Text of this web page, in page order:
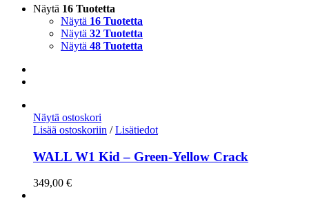
Näytä 16 Tuotetta
Näytä 16 Tuotetta
Näytä 32 Tuotetta
Näytä 48 Tuotetta
Näytä ostoskori
Lisää ostoskoriin / Lisätiedot
WALL W1 Kid – Green-Yellow Crack
349,00 €